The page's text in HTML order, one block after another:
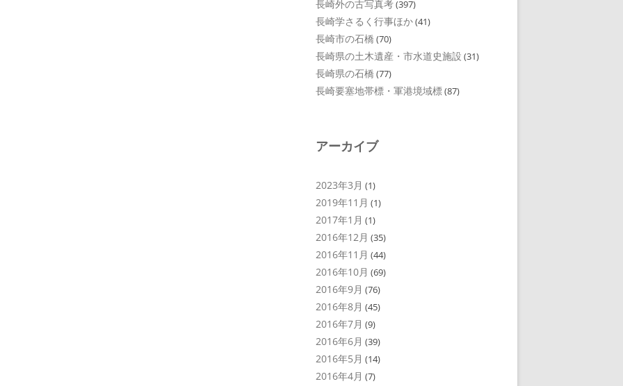
長崎外の古写真考(397)
長崎学さるく行事ほか(41)
長崎市の石橋 (70)
長崎県の土木遺産・市水道史施設 (31)
長崎県の石橋 (77)
長崎要塞地帯標・軍港境域標(87)
アーカイブ
2023年3月 (1)
2019年11月 (1)
2017年1月 (1)
2016年12月 (35)
2016年11月 (44)
2016年10月 (69)
2016年9月 (76)
2016年8月 (45)
2016年7月 (9)
2016年6月 (39)
2016年5月 (14)
2016年4月 (7)